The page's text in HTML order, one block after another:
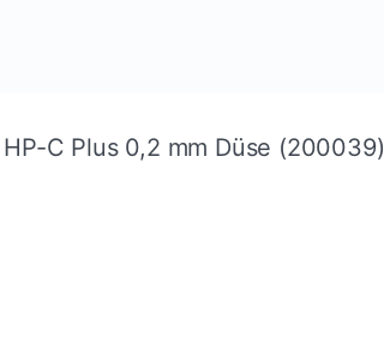
C Plus 0,2 mm Düse (200039)